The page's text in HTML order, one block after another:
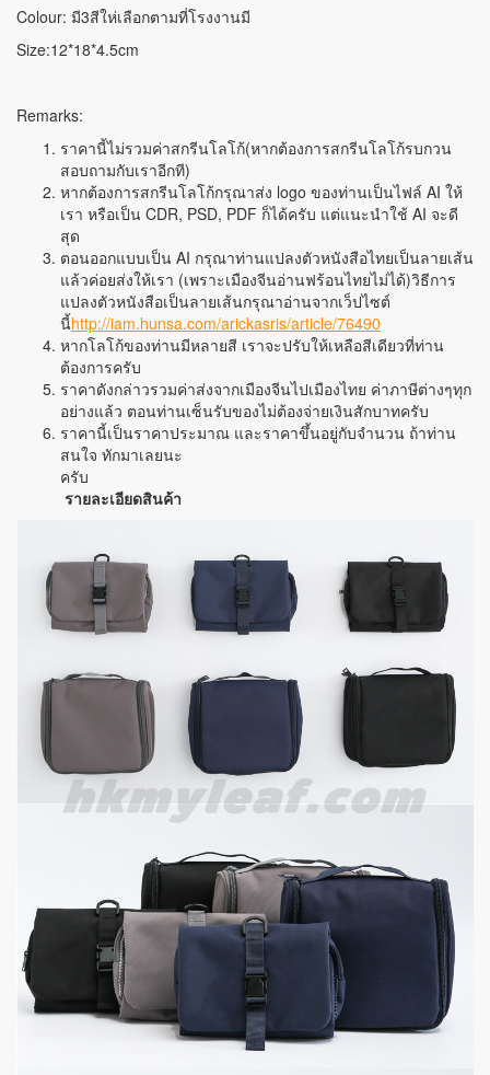
Colour: มี3สีให่เลือกตามที่โรงงานมี
Size:12*18*4.5cm
Remarks:
ราคานี้ไม่รวมค่าสกรีนโลโก้(หากต้องการสกรีนโลโก้รบกวน
สอบถามกับเราอีกที)
หากต้องการสกรีนโลโก้กรุณาส่ง logo ของท่านเป็นไฟล์ AI ให้
เรา หรือเป็น CDR, PSD, PDF ก็ได้ครับ แต่แนะนำใช้ AI จะดี
สุด
ตอนออกแบบเป็น AI กรุณาท่านแปลงตัวหนังสือไทยเป็นลายเส้น
แล้วค่อยส่งให้เรา (เพราะเมืองจีนอ่านฟร้อนไทยไม่ได้)วิธีการ
แปลงตัวหนังสือเป็นลายเส้นกรุณาอ่านจากเว็ปไซต์
นี้http://iam.hunsa.com/arickasris/article/76490
หากโลโก้ของท่านมีหลายสี เราจะปรับให้เหลือสีเดียวที่ท่าน
ต้องการครับ
ราคาดังกล่าวรวมค่าส่งจากเมืองจีนไปเมืองไทย ค่าภาษีต่างๆทุก
อย่างแล้ว ตอนท่านเซ็นรับของไม่ต้องจ่ายเงินสักบาทครับ
ราคานี้เป็นราคาประมาณ และราคาขึ้นอยู่กับจำนวน ถ้าท่าน
สนใจ ทักมาเลยนะ
ค
รายละเอียดสินค้า